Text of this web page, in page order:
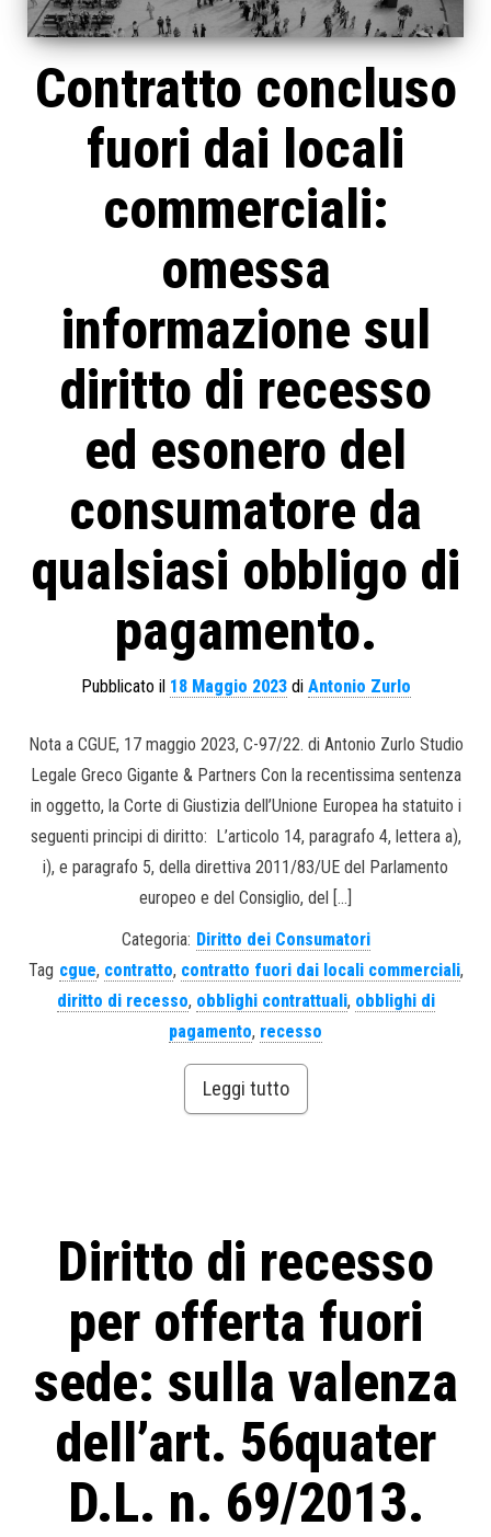
Contratto concluso
fuori dai locali
commerciali:
omessa
informazione sul
diritto di recesso
ed esonero del
consumatore da
qualsiasi obbligo di
pagamento.
Pubblicato il 18 Maggio 2023di Antonio Zurlo
Nota a CGUE, 17 maggio 2023, C-97/22. di Antonio Zurlo Studio
Legale Greco Gigante & Partners Con la recentissima sentenza
in oggetto, la Corte di Giustizia dell’Unione Europea ha statuito i
seguenti principi di diritto: L’articolo 14, paragrafo 4, lettera a),
i), e paragrafo 5, della direttiva 2011/83/UE del Parlamento
europeo e del Consiglio, del […]
Categoria: Diritto dei Consumatori
Tag cgue, contratto, contratto fuori dai locali commerciali,
diritto di recesso, obblighi contrattuali, obblighi di
pagamento, recesso
Leggi tutto
Diritto di recesso
per offerta fuori
sede: sulla valenza
dell’art. 56quater
D.L. n. 69/2013.